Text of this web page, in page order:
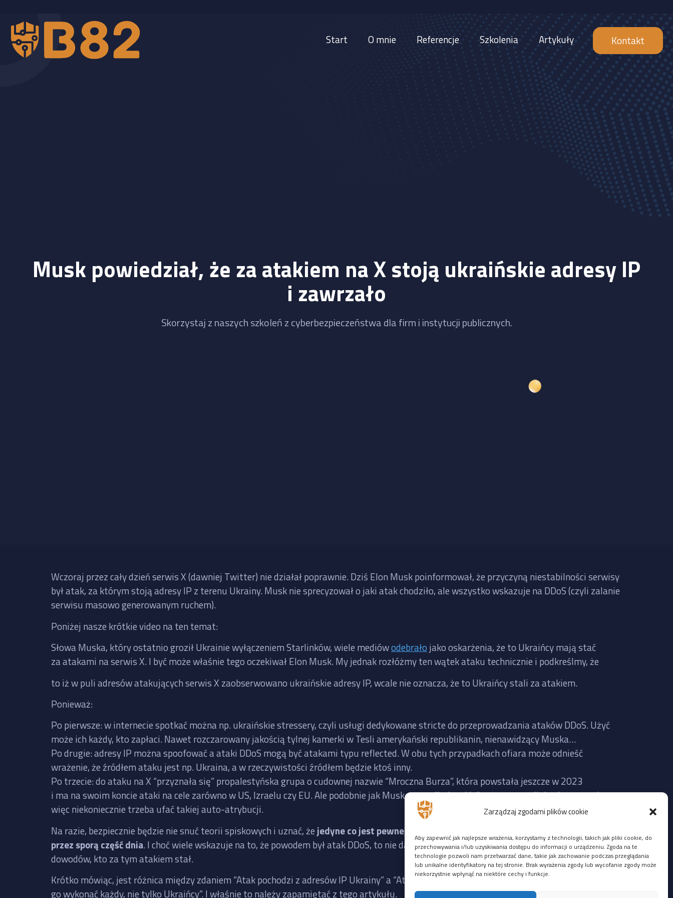
Zarządzaj zgodami plików cookie
Aby zapewnić jak najlepsze wrażenia, korzystamy z technologii, takich jak pliki cookie, do
przechowywania i/lub uzyskiwania dostępu do informacji o urządzeniu. Zgoda na te
technologie pozwoli nam przetwarzać dane, takie jak zachowanie podczas przeglądania
lub unikalne identyfikatory na tej stronie. Brak wyrażenia zgody lub wycofanie zgody może
niekorzystnie wpłynąć na niektóre cechy i funkcje.
Start O mnie Referencje Szkolenia Artykuły Kontakt
Musk powiedział, że za atakiem na X stoją ukraińskie adresy IP
i zawrzało
Skorzystaj z naszych szkoleń z cyberbezpieczeństwa dla firm i instytucji publicznych.
Wczoraj przez cały dzień serwis X (dawniej Twitter) nie działał poprawnie. Dziś Elon Musk poinformował, że przyczyną niestabilności serwisy
był atak, za którym stoją adresy IP z terenu Ukrainy. Musk nie sprecyzował o jaki atak chodziło, ale wszystko wskazuje na DDoS (czyli zalanie
serwisu masowo generowanym ruchem).
Poniżej nasze krótkie video na ten temat:
Słowa Muska, który ostatnio groził Ukrainie wyłączeniem Starlinków, wiele mediówodebrało jako oskarżenia, że to Ukraińcy mają stać
za atakami na serwis X. I być może właśnie tego oczekiwał Elon Musk. My jednak rozłóżmy ten wątek ataku technicznie i podkreślmy, że
to iż w puli adresów atakujących serwis X zaobserwowano ukraińskie adresy IP, wcale nie oznacza, że to Ukraińcy stali za atakiem.
Ponieważ:
Po pierwsze: w internecie spotkać można np. ukraińskie stressery, czyli usługi dedykowane stricte do przeprowadzania ataków DDoS. Użyć
może ich każdy, kto zapłaci. Nawet rozczarowany jakością tylnej kamerki w Tesli amerykański republikanin, nienawidzący Muska…
Po drugie: adresy IP można spoofować a ataki DDoS mogą być atakami typu reflected. W obu tych przypadkach ofiara może odnieść
wrażenie, że źródłem ataku jest np. Ukraina, a w rzeczywistości źródłem będzie ktoś inny.
Po trzecie: do ataku na X “przyznała się” propalestyńska grupa o cudownej nazwie “Mroczna Burza”, która powstała jeszcze w 2023
i ma na swoim koncie ataki na cele zarówno w US, Izraelu czy EU. Ale podobnie jak Musk, grupy “hakerskie” też często mijają się z prawdą,
więc niekoniecznie trzeba ufać takiej auto-atrybucji.
Na razie, bezpiecznie będzie nie snuć teorii spiskowych i uznać, że jedyne co jest pewne, to to, że Twitter faktycznie nie działał wczoraj
przez sporą część dnia. I choć wiele wskazuje na to, że powodem był atak DDoS, to nie da się ustalić na bazie aktualnie udostępnionych
dowodów, kto za tym atakiem stał.
Krótko mówiąc, jest różnica między zdaniem “Atak pochodzi z adresów IP Ukrainy” a “Atak pochodzi z adresów IP Ukrainy, ale mógł
go wykonać każdy, nie tylko Ukraińcy”. I właśnie to należy zapamiętać z tego artykułu.